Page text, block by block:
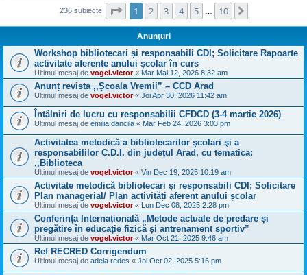
236 subiecte Pagina1 din 10
1 2 3 4 5 10
Anunţuri
Workshop bibliotecari și responsabili CDI; Solicitare Rapoarte
activitate aferente anului școlar în curs
Ultimul mesaj de vogel.victor« Mar Mai 12, 2026 8:32 am
Anunț revista ,,Școala Vremii” – CCD Arad
Ultimul mesaj de vogel.victor« Joi Apr 30, 2026 11:42 am
Întâlniri de lucru cu responsabilii CFDCD (3-4 martie 2026)
Ultimul mesaj de emilia dancila « Mar Feb 24, 2026 3:03 pm
Activitatea metodică a bibliotecarilor şcolari şi a
responsabililor C.D.I. din județul Arad, cu tematica:
,,Biblioteca
Ultimul mesaj de vogel.victor« Vin Dec 19, 2025 10:19 am
Activitate metodică bibliotecari și responsabili CDI; Solicitare
Plan managerial/ Plan activități aferent anului școlar
Ultimul mesaj de vogel.victor« Lun Dec 08, 2025 2:28 pm
Conferința Internațională „Metode actuale de predare și
pregătire în educație fizică și antrenament sportiv”
Ultimul mesaj de vogel.victor« Mar Oct 21, 2025 9:46 am
Ref RECRED Corrigendum
Ultimul mesaj de adela redes « Joi Oct 02, 2025 5:16 pm